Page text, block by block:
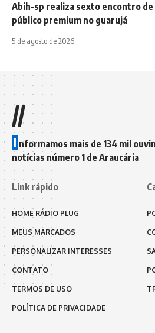
Abih-sp realiza sexto encontro
público premium no guarujá
5 de agosto de 2026
//
I nformamos mais de 134 mil
notícias número 1 de Araucária
Link rápido
HOME RÁDIO PLUG
MEUS MARCADOS
PERSONALIZAR INTERESSES
CONTATO
TERMOS DE USO
POLÍTICA DE PRIVACIDADE